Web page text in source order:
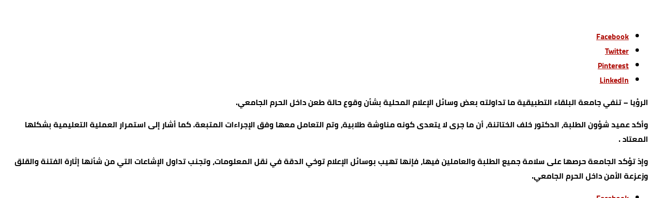
Facebook
Twitter
Pinterest
LinkedIn
الرؤيا – تنفي جامعة البلقاء التطبيقية ما تداولته بعض وسائل الإعلام المحلية بشأن وقوع حالة طعن داخل الحرم الجامعي.
وأكد عميد شؤون الطلبة، الدكتور خلف الختاتنة، أن ما جرى لا يتعدى كونه مناوشة طلابية، وتم التعامل معها وفق الإجراءات المتبعة. كما أشار إلى استمرار العملية التعليمية بشكلها
المعتاد .
وإذ تؤكد الجامعة حرصها على سلامة جميع الطلبة والعاملين فيها، فإنها تهيب بوسائل الإعلام توخي الدقة في نقل المعلومات، وتجنب تداول الإشاعات التي من شأنها إثارة الفتنة والقلق
وزعزعة الأمن داخل الحرم الجامعي.